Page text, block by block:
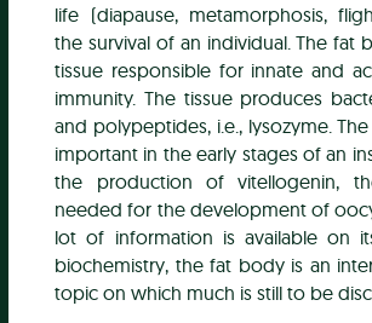
life (diapause, metamorphosis,
the survival of an individual. The fat
tissue responsible for innate and
immunity. The tissue produces
and polypeptides, i.e., lysozyme.
important in the early stages of an
the production of vitellogenin,
needed for the development of
lot of information is available on
biochemistry, the fat body is an
topic on which much is still to be